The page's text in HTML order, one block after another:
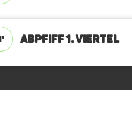
ABPFIFF 1. Viertel